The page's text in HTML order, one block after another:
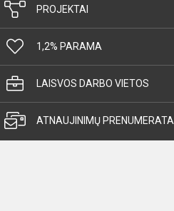
PROJEKTAI
1,2% PARAMA
LAISVOS DARBO VIETOS
ATNAUJINIMŲ PRENUMERATA